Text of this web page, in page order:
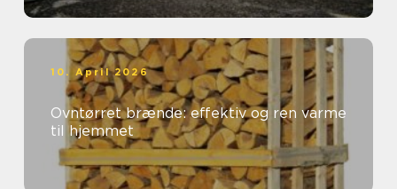
10. April 2026
Ovntørret brænde: effektiv og ren varme
til hjemmet